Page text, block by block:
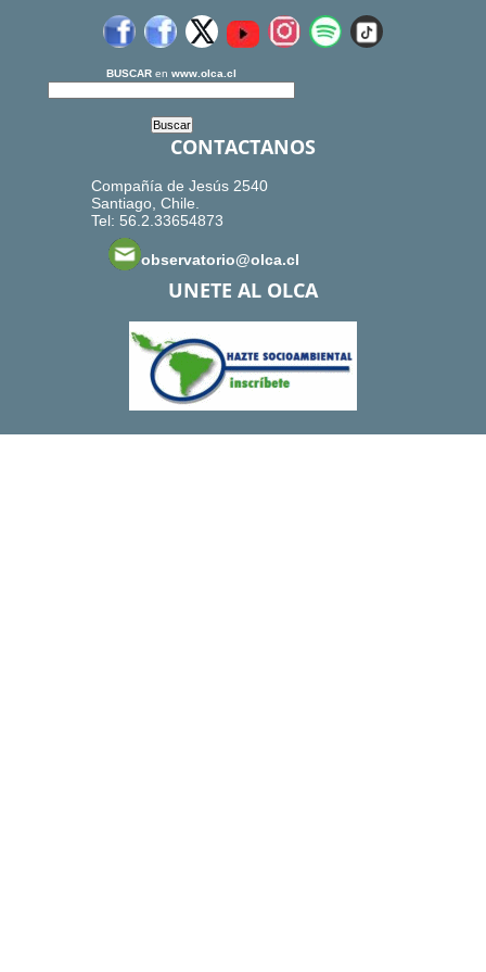
BUSCAR en www.olca.cl
CONTACTANOS
Compañía de Jesús 2540
Santiago, Chile.
Tel: 56.2.33654873
observatorio@olca.cl
UNETE AL OLCA